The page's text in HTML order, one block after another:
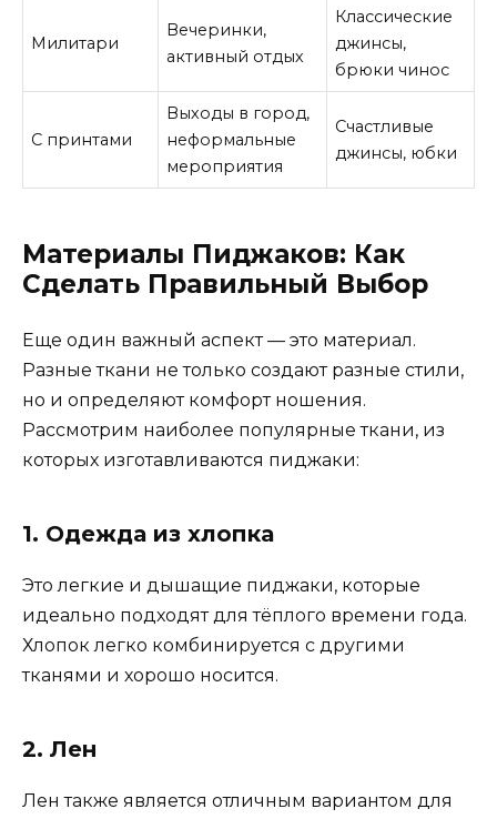
Милитари
Вечеринки,
активный отдых
Классические
джинсы,
брюки чинос
С принтами
Выходы в город,
неформальные
мероприятия
Счастливые
джинсы, юбки
Материалы Пиджаков: Как
Сделать Правильный Выбор
Еще один важный аспект — это материал.
Разные ткани не только создают разные стили,
но и определяют комфорт ношения.
Рассмотрим наиболее популярные ткани, из
которых изготавливаются пиджаки:
1. Одежда из хлопка
Это легкие и дышащие пиджаки, которые
идеально подходят для тёплого времени года.
Хлопок легко комбинируется с другими
тканями и хорошо носится.
2. Лен
Лен также является отличным вариантом для